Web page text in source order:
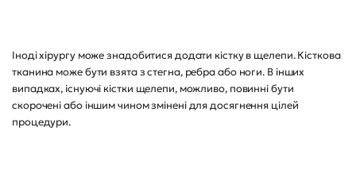
Іноді хірургу може знадобитися додати кістку в щелепи. Кісткова
тканина може бути взята з стегна, ребра або ноги. В інших
випадках, існуючі кістки щелепи, можливо, повинні бути
скорочені або іншим чином змінені для досягнення цілей
процедури.